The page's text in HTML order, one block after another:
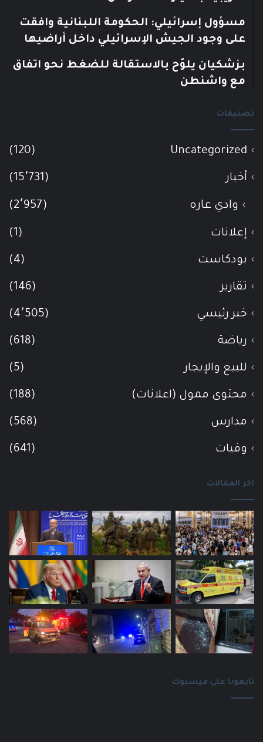
مسؤول إسرائيلي: الحكومة اللبنانية وافقت
على وجود الجيش الإسرائيلي داخل أراضيها
بزشكيان يلوّح بالاستقالة للضغط نحو اتفاق
مع واشنطن
تصنيفات
Uncategorized
(120)
أخبار (15٬731)
وادي عاره (2٬957)
إعلانات (1)
بودكاست (4)
تقارير (146)
خبر رئيسي (4٬505)
رياضة (618)
للبيع والإيجار (5)
محتوى ممول (اعلانات) (188)
مدارس (568)
وفيات (641)
اخر المقالات
تابعونا على فيسبوك